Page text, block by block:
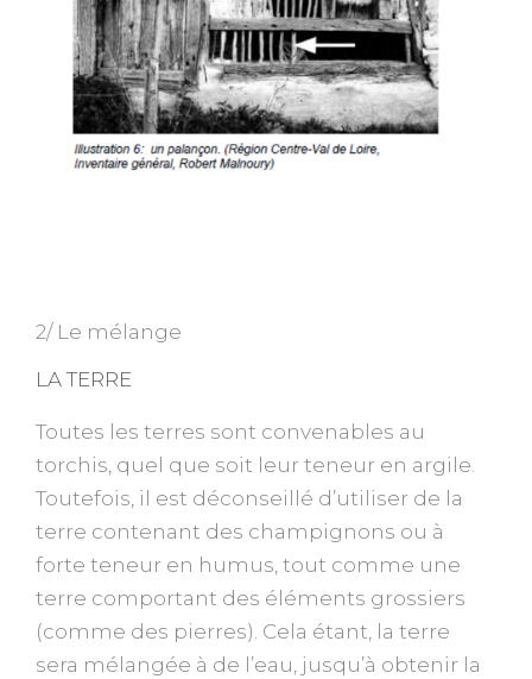
2/ Le mélange
LA TERRE
Toutes les terres sont convenables au
torchis, quel que soit leur teneur en argile.
Toutefois, il est déconseillé d’utiliser de la
terre contenant des champignons ou à
forte teneur en humus, tout comme une
terre comportant des éléments grossiers
(comme des pierres). Cela étant, la terre
sera mélangée à de l’eau, jusqu’à obtenir la